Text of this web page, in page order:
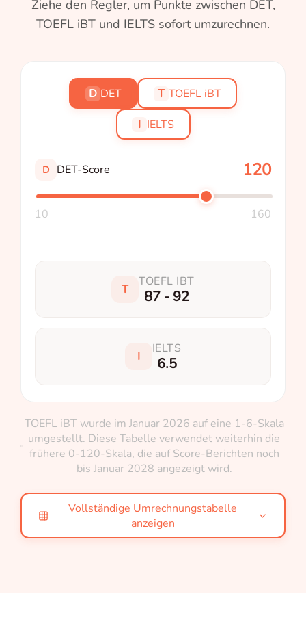
Ziehe den Regler, um Punkte zwischen DET,
TOEFL iBT und IELTS sofort umzurechnen.
D DET T TOEFL iBT
I IELTS
D DET-Score 120
10 160
T
TOEFL IBT
87 - 92
I
IELTS
6.5
TOEFL iBT wurde im Januar 2026 auf eine 1-6-Skala
umgestellt. Diese Tabelle verwendet weiterhin die
frühere 0-120-Skala, die auf Score-Berichten noch
bis Januar 2028 angezeigt wird.
Vollständige Umrechnungstabelle
anzeigen